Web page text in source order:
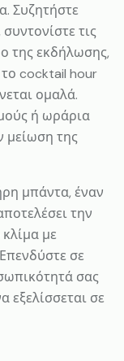
Συζητήστε
τις
της εκδήλωσης,
cocktail hour
ομαλά.
ή ωράρια
μείωση της
μπάντα, έναν
την
με
σε
σας
εξελίσσεται σε